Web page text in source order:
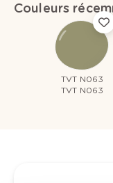
Couleurs
TVT N063
TVT N063